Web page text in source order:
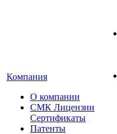
Компания
О компании
СМК Лицензии
Сертификаты
Патенты